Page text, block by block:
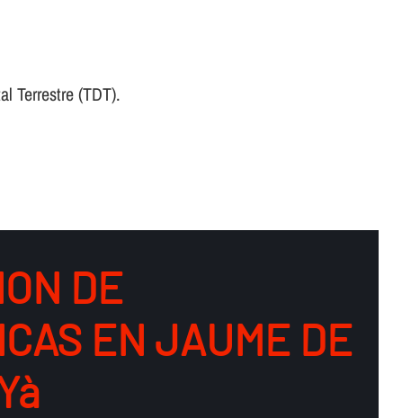
Terrestre (TDT).
DE
EN JAUME DE